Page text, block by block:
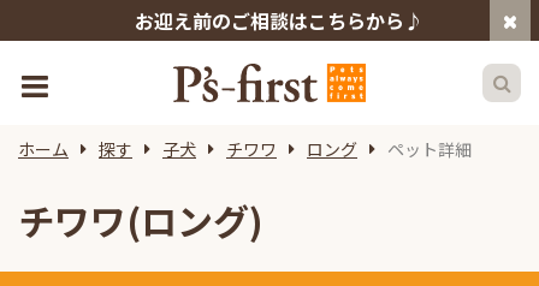
お迎え前のご相談はこちらから♪
ホーム 探す 子犬 チワワ ロング ペット詳細
チワワ(ロング)